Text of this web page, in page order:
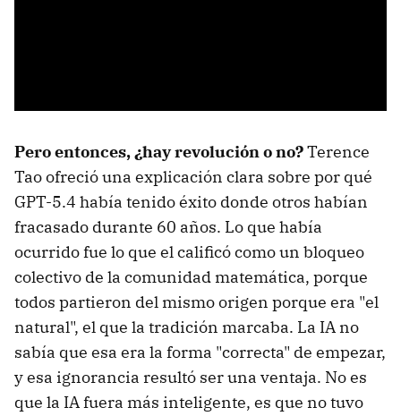
Pero entonces, ¿hay revolución o no?Terence
Tao ofreció una explicación clara sobre por qué
GPT-5.4 había tenido éxito donde otros habían
fracasado durante 60 años. Lo que había
ocurrido fue lo que el calificó como un bloqueo
colectivo de la comunidad matemática, porque
todos partieron del mismo origen porque era "el
natural", el que la tradición marcaba. La IA no
sabía que esa era la forma "correcta" de empezar,
y esa ignorancia resultó ser una ventaja. No es
que la IA fuera más inteligente, es que no tuvo